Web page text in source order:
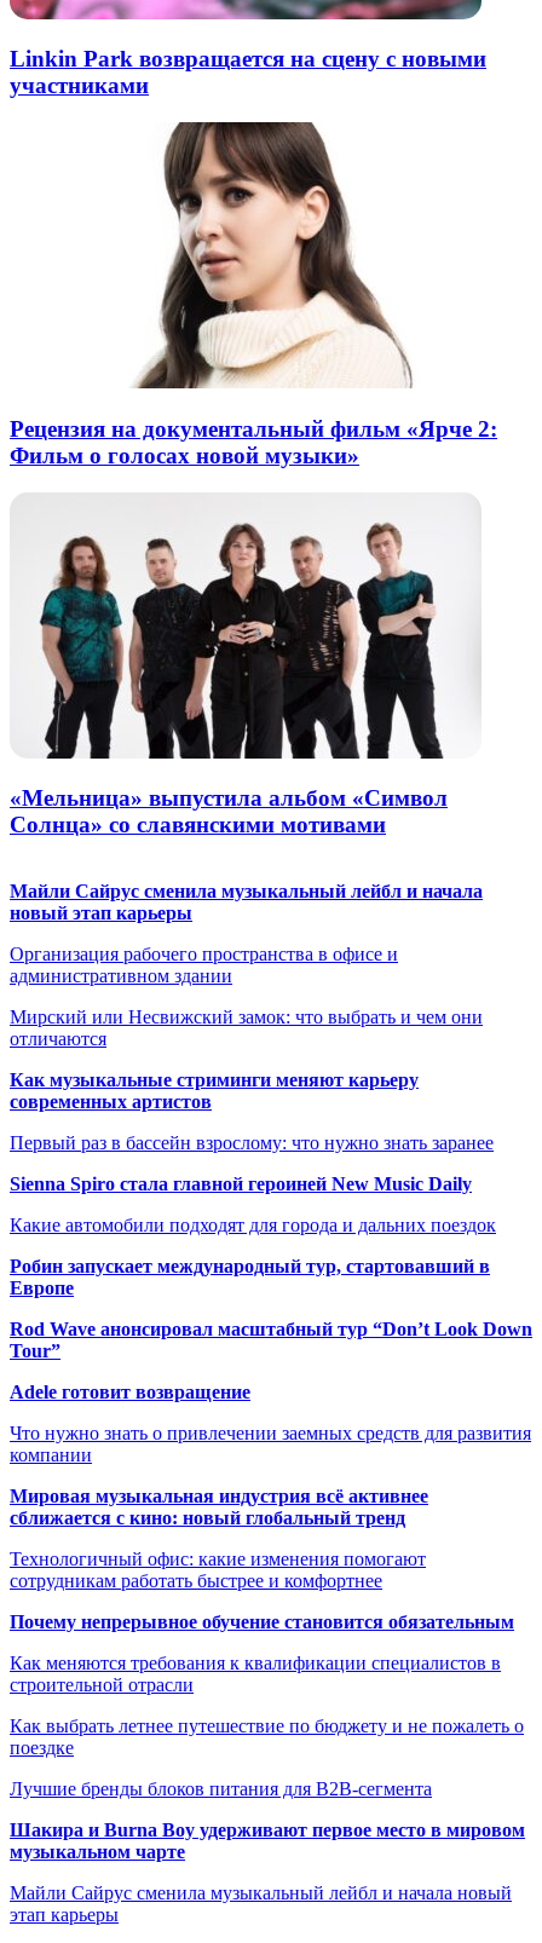
Linkin Park возвращается на сцену с новыми
участниками
Рецензия на документальный фильм «Ярче 2:
Фильм о голосах новой музыки»
«Мельница» выпустила альбом «Символ
Солнца» со славянскими мотивами
Майли Сайрус сменила музыкальный лейбл и начала
новый этап карьеры
Организация рабочего пространства в офисе и
административном здании
Мирский или Несвижский замок: что выбрать и чем они
отличаются
Как музыкальные стриминги меняют карьеру
современных артистов
Первый раз в бассейн взрослому: что нужно знать заранее
Sienna Spiro стала главной героиней New Music Daily
Какие автомобили подходят для города и дальних поездок
Робин запускает международный тур, стартовавший в
Европе
Rod Wave анонсировал масштабный тур “Don’t Look Down
Tour”
Adele готовит возвращение
Что нужно знать о привлечении заемных средств для развития
компании
Мировая музыкальная индустрия всё активнее
сближается с кино: новый глобальный тренд
Технологичный офис: какие изменения помогают
сотрудникам работать быстрее и комфортнее
Почему непрерывное обучение становится обязательным
Как меняются требования к квалификации специалистов в
строительной отрасли
Как выбрать летнее путешествие по бюджету и не пожалеть о
поездке
Лучшие бренды блоков питания для B2B-сегмента
Шакира и Burna Boy удерживают первое место в мировом
музыкальном чарте
Майли Сайрус сменила музыкальный лейбл и начала новый
этап карьеры